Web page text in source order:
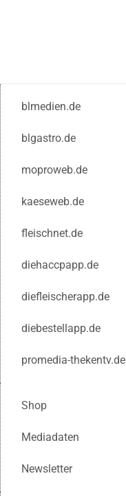
blmedien.de
blgastro.de
moproweb.de
kaeseweb.de
fleischnet.de
diehaccpapp.de
diefleischerapp.de
diebestellapp.de
promedia-thekentv.de
Shop
Mediadaten
Newsletter